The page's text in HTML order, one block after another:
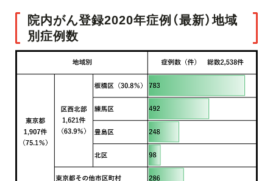
院内がん登録2020年症例（最新）地域
別症例数